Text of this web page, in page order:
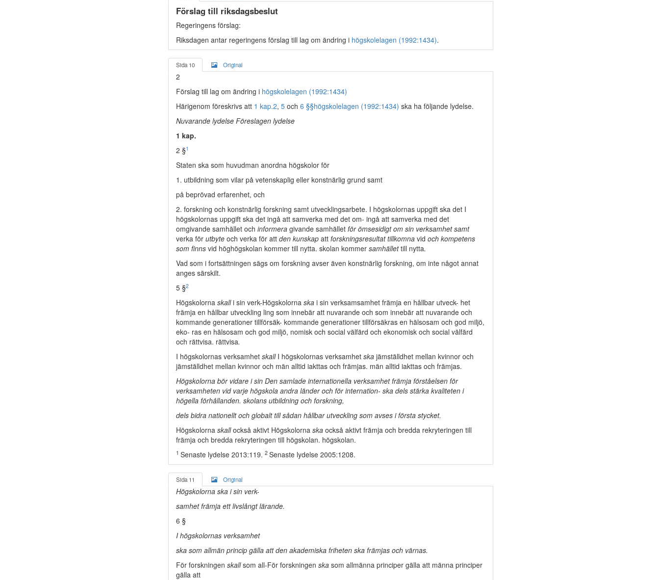
Förslag till riksdagsbeslut
Regeringens förslag:
Riksdagen antar regeringens förslag till lag om ändring i högskolelagen (1992:1434).
Sida 10 Original
2
Förslag till lag om ändring i högskolelagen (1992:1434)
Härigenom föreskrivs att 1 kap.2, 5 och 6 §§högskolelagen (1992:1434) ska ha följande lydelse.
Nuvarande lydelse Föreslagen lydelse
1 kap.
2 §1
Staten ska som huvudman anordna högskolor för
1. utbildning som vilar på vetenskaplig eller konstnärlig grund samt
på beprövad erfarenhet, och
2. forskning och konstnärlig forskning samt utvecklingsarbete. I högskolornas uppgift ska det I
högskolornas uppgift ska det ingå att samverka med det om- ingå att samverka med det
omgivande samhället och informera givande samhället för ömsesidigt om sin verksamhet samt
verka för utbyte och verka för att den kunskap att forskningsresultat tillkomna vid och kompetens
som finns vid höghögskolan kommer till nytta. skolan kommer samhällettill nytta.
Vad som i fortsättningen sägs om forskning avser även konstnärlig forskning, om inte något annat
anges särskilt.
5 §2
Högskolorna skalli sin verk-Högskolorna ska i sin verksamsamhet främja en hållbar utveck- het
främja en hållbar utveckling ling som innebär att nuvarande och som innebär att nuvarande och
kommande generationer tillförsäk- kommande generationer tillförsäkras en hälsosam och god miljö,
eko- ras en hälsosam och god miljö, nomisk och social välfärd och ekonomisk och social välfärd
och rättvisa. rättvisa.
I högskolornas verksamhet skall I högskolornas verksamhet ska jämställdhet mellan kvinnor och
jämställdhet mellan kvinnor och män alltid iakttas och främjas. män alltid iakttas och främjas.
Högskolorna bör vidare i sin Den samlade internationella verksamhet främja förståelsen för
verksamheten vid varje högskola andra länder och för internation- ska dels stärka kvaliteten i
högella förhållanden. skolans utbildning och forskning,
dels bidra nationellt och globalt till sådan hållbar utveckling som avses i första stycket.
Högskolorna skallockså aktivt Högskolorna ska också aktivt främja och bredda rekryteringen till
främja och bredda rekryteringen till högskolan. högskolan.
1 Senaste lydelse 2013:119. 2 Senaste lydelse 2005:1208.
Sida 11 Original
Högskolorna ska i sin verk-
samhet främja ett livslångt lärande.
6 §
I högskolornas verksamhet
ska som allmän princip gälla att den akademiska friheten ska främjas och värnas.
För forskningen skallsom all-För forskningen ska som allmänna principer gälla att männa principer
gälla att